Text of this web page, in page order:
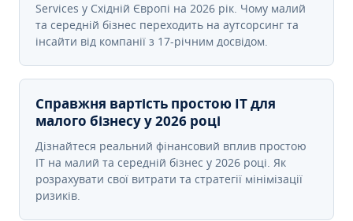
Services у Східній Європі на 2026 рік. Чому малий
та середній бізнес переходить на аутсорсинг та
інсайти від компанії з 17-річним досвідом.
Справжня вартість простою IT для
малого бізнесу у 2026 році
Дізнайтеся реальний фінансовий вплив простою
IT на малий та середній бізнес у 2026 році. Як
розрахувати свої витрати та стратегії мінімізації
ризиків.